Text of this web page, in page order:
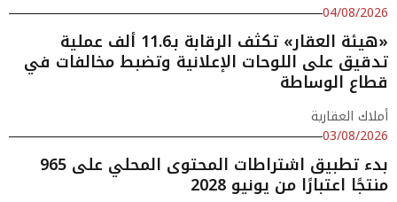
04/08/2026
«هيئة العقار» تكثف الرقابة بـ11.6 ألف عملية
تدقيق على اللوحات الإعلانية وتضبط مخالفات في
قطاع الوساطة
أملاك العقارية
03/08/2026
بدء تطبيق اشتراطات المحتوى المحلي على 965
منتجًا اعتبارًا من يونيو 2028